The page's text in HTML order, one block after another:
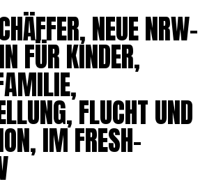
NEUE NRW-
FÜR KINDER,
FLUCHT UND
IM FRESH-